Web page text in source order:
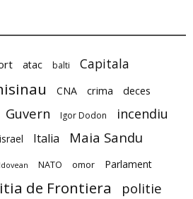
atac balti Capitala
CNA crima deces
Guvern Igor Dodon incendiu
israel Italia Maia Sandu
NATO omor Parlament
de Frontiera politie